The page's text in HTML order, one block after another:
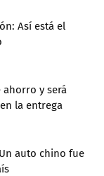
Así está el
y será
la entrega
auto chino fue